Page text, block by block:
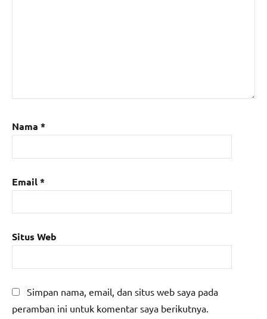
Nama *
Email*
Situs Web
Simpan nama, email, dan situs web saya pada
peramban ini untuk komentar saya berikutnya.